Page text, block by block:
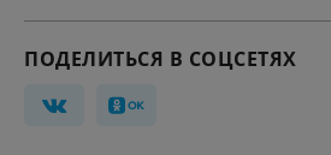
ПОДЕЛИТЬСЯ В СОЦСЕТЯХ